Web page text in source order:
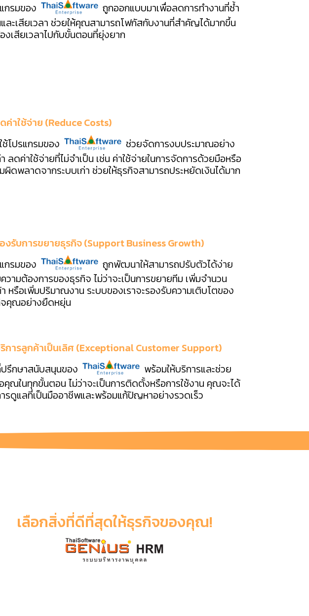
กรมของ
ถูกออกแบบมาเพื่อลดการทำงานที่ซ้ำ
ละเสียเวลา ช่วยให้คุณสามารถโฟกัสกับงานที่สำคัญได้มากขึ้น
งเสียเวลาไปกับขั้นตอนที่ยุ่งยาก
ค่าใช้จ่าย (Reduce Costs)
ช้โปรแกรมของ
ช่วยจัดการงบประมาณอย่าง
ลดค่าใช้จ่ายที่ไม่จำเป็น เช่น ค่าใช้จ่ายในการจัดการด้วยมือหรือ
ผิดพลาดจากระบบเก่า ช่วยให้ธุรกิจสามารถประหยัดเงินได้มาก
งรับการขยายธุรกิจ (Support Business Growth)
กรมของ
ถูกพัฒนาให้สามารถปรับตัวได้ง่าย
วามต้องการของธุรกิจ ไม่ว่าจะเป็นการขยายทีม เพิ่มจำนวน
หรือเพิ่มปริมาณงาน ระบบของเราจะรองรับความเติบโตของ
คุณอย่างยืดหยุ่น
การลูกค้าเป็นเลิศ (Exceptional Customer Support)
รึกษาสนับสนุนของ
พร้อมให้บริการและช่วย
คุณในทุกขั้นตอน ไม่ว่าจะเป็นการติดตั้งหรือการใช้งาน คุณจะได้
รดูแลที่เป็นมืออาชีพและพร้อมแก้ปัญหาอย่างรวดเร็ว
เลือกสิ่งที่ดีที่สุดให้ธุรกิจของคุณ!